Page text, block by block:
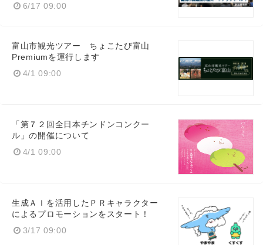
6/17 09:00
富山市観光ツアー ちょこたび富山
Premiumを運行します
4/1 09:00
「第７２回全日本チンドンコンクー
ル」の開催について
4/1 09:00
生成ＡＩを活用したＰＲキャラクター
によるプロモーションをスタート！
3/17 09:00